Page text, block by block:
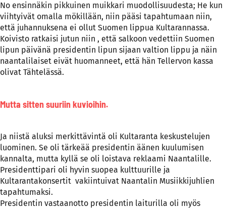
No ensinnäkin pikkuinen muikkari muodollisuudesta; He kun
viihtyivät omalla mökillään, niin pääsi tapahtumaan niin,
että juhannuksena ei ollut Suomen lippua Kultarannassa.
Koivisto ratkaisi jutun niin , että salkoon vedettiin Suomen
lipun päivänä presidentin lipun sijaan valtion lippu ja näin
naantalilaiset eivät huomanneet, että hän Tellervon kassa
olivat Tähtelässä.
Mutta sitten suuriin kuvioihin.
Ja niistä aluksi merkittävintä oli Kultaranta keskustelujen
luominen. Se oli tärkeää presidentin äänen kuulumisen
kannalta, mutta kyllä se oli loistava reklaami Naantalille.
Presidenttipari oli hyvin suopea kulttuurille ja
Kultarantakonsertit vakiintuivat Naantalin Musiikkijuhlien
tapahtumaksi.
Presidentin vastaanotto presidentin laiturilla oli myös